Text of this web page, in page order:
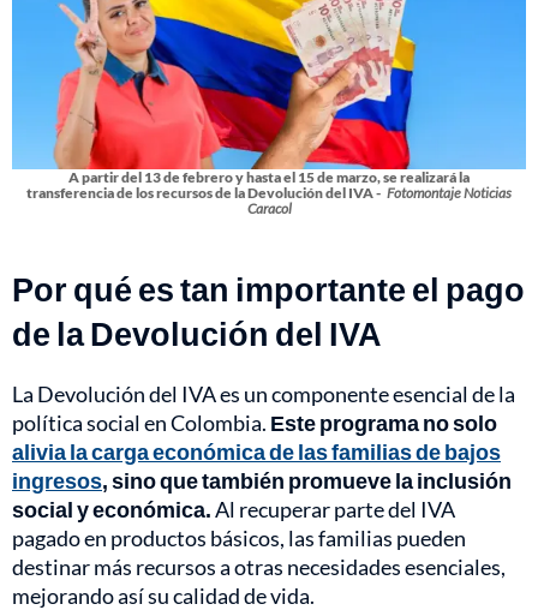
A partir del 13 de febrero y hasta el 15 de marzo, se realizará la
transferencia de los recursos de la Devolución del IVA - Fotomontaje Noticias
Caracol
Por qué es tan importante el pago
de la Devolución del IVA
La Devolución del IVA es un componente esencial de la
política social en Colombia. Este programa no solo
alivia la carga económica de las familias de bajos
ingresos,sino que también promueve la inclusión
social y económica.Al recuperar parte del IVA
pagado en productos básicos, las familias pueden
destinar más recursos a otras necesidades esenciales,
mejorando así su calidad de vida.